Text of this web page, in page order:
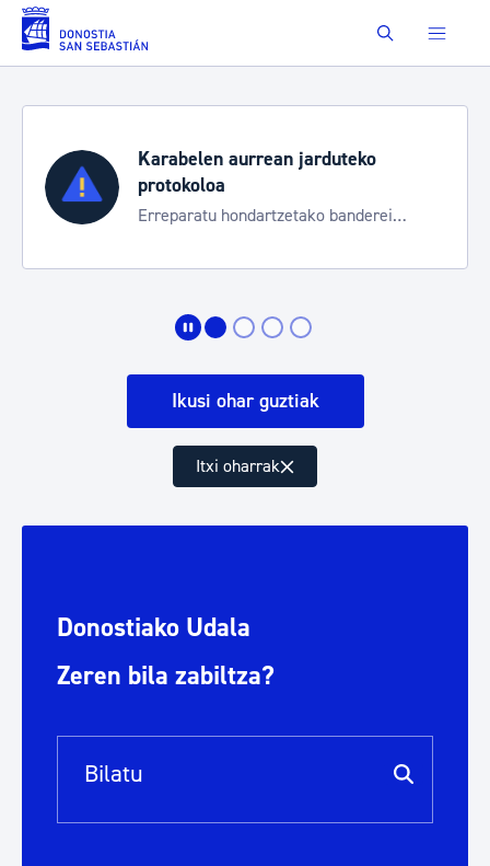
Eduki nagusira joan Buscar
Aste Nagusia 2026
Trafiko mozketak eta
bereziak
Ikusi ohar guztiak
Itxi oharrak
Donostiako Udala
Zeren bila zabiltza?
Bilaketa barra